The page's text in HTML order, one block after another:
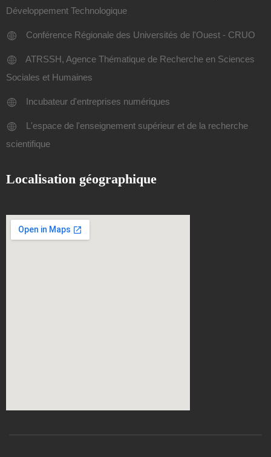
Développement Technologique
Conférence Régionale des Universités de l'Ouest - CRUO
ATRSSH, Agence Thématique de Recherche en Sciences
Sociales et Humaines
Incubateur d'entreprises numériques
L'espace de l'enseignement supérieur et de la recherche
scientifique
Localisation géographique